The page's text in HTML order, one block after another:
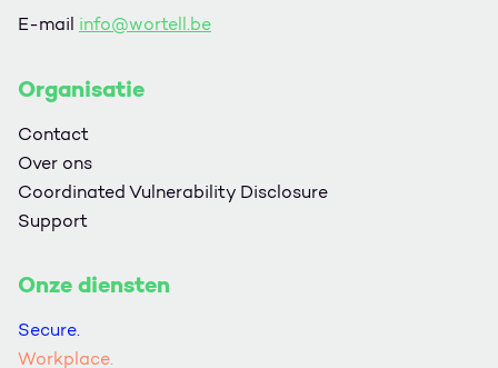
E-mail info@wortell.be
Organisatie
Contact
Over ons
Coordinated Vulnerability Disclosure
Support
Onze diensten
Secure.
Workplace.